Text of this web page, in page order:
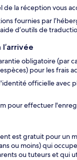
de la réception vous
fournies par
d’outils de
obligatoire (par
pour les frais
officielle avec
pour effectuer
est gratuit pour un
ou moins) qui
ou tuteurs et qui